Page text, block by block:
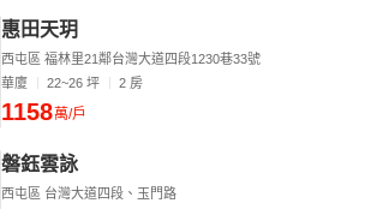
惠田天玥
西屯區 福林里21鄰台灣大道四段1230巷33號
華廈
22~26 坪 2 房
1158萬/戶
磐鈺雲詠
西屯區 台灣大道四段、玉門路